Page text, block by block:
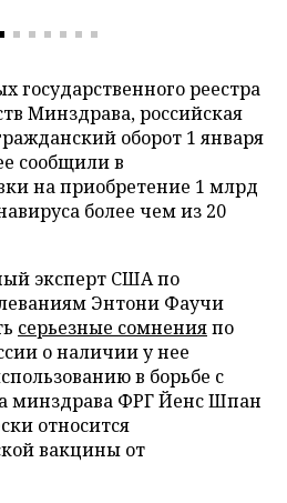
государственного реестра
Минздрава, российская
оборот 1 января
сообщили в
на приобретение 1 млрд
более чем из 20
эксперт США по
Энтони Фаучи
серьезные сомненияпо
о наличии у нее
в борьбе с
минздрава ФРГ Йенс Шпан
относится
вакцины от